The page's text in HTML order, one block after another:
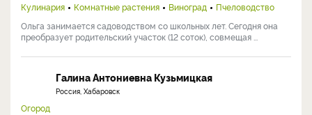
Кулинария
Комнатные растения Виноград
Пчеловодство
Ольга занимается садоводством со школьных лет. Сегодня она
преобразует родительский участок (12 соток), совмещая ...
Галина Антониевна Кузьмицкая
Россия, Хабаровск
Огород